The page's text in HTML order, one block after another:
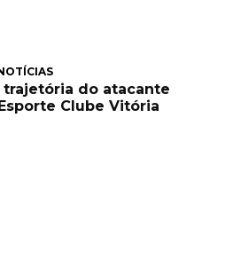
trajetória do atacante
Clube Vitória